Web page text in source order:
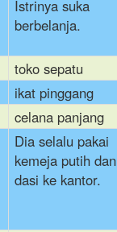
Istrinya suka
berbelanja.
toko sepatu
ikat pinggang
celana panjang
Dia selalu pakai
kemeja putih dan
dasi ke kantor.